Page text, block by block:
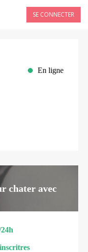
SE CONNECTER
En ligne
chater avec